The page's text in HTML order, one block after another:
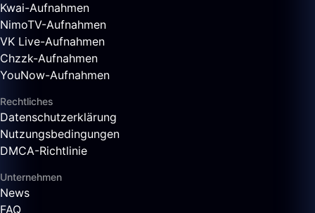
Kwai-Aufnahmen
NimoTV-Aufnahmen
VK Live-Aufnahmen
Chzzk-Aufnahmen
YouNow-Aufnahmen
Rechtliches
Datenschutzerklärung
Nutzungsbedingungen
DMCA-Richtlinie
Unternehmen
News
FAQ